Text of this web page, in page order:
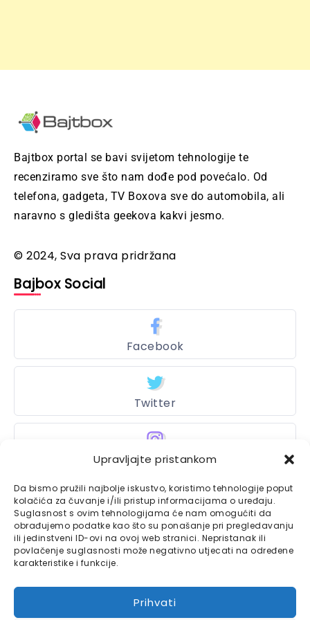
Upravljajte pristankom
Da bismo pružili najbolje iskustvo, koristimo tehnologije poput
kolačića za čuvanje i/ili pristup informacijama o uređaju.
Suglasnost s ovim tehnologijama će nam omogućiti da
obrađujemo podatke kao što su ponašanje pri pregledavanju
ili jedinstveni ID-ovi na ovoj web stranici. Nepristanak ili
povlačenje suglasnosti može negativno utjecati na određene
karakteristike i funkcije.
Prihvati
Bajtbox portal se bavi svijetom tehnologije te
recenziramo sve što nam dođe pod povećalo. Od
telefona, gadgeta, TV Boxova sve do automobila, ali
naravno s gledišta geekova kakvi jesmo.
© 2024, Sva prava pridržana
Bajbox Social
Facebook
Twitter
Instagram
Bajtbox
Linkovi
Kontaktirajte nas
Impressum
Bajtbox koristi
usluge.